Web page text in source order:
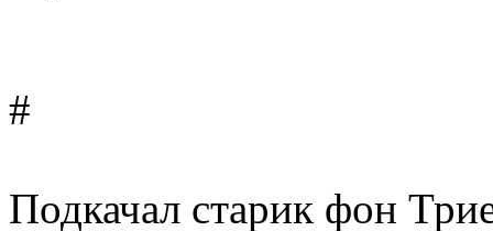
#
Подкачал старик фон